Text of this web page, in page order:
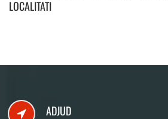
LOCALITATI
ADJUD